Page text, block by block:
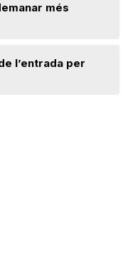
més
l’entrada per